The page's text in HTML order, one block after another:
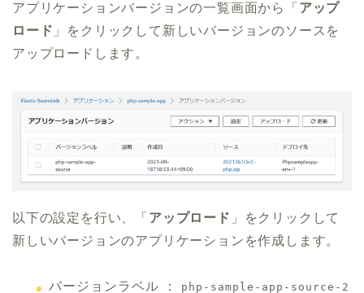
アプリケーションバージョンの一覧画面から「 アップ
ロード 」をクリックして新しいバージョンのソースを
アップロードします。
以下の設定を行い、「 アップロード 」をクリックして
新しいバージョンのアプリケーションを作成します。
バージョンラベル ： php-sample-app-source-2